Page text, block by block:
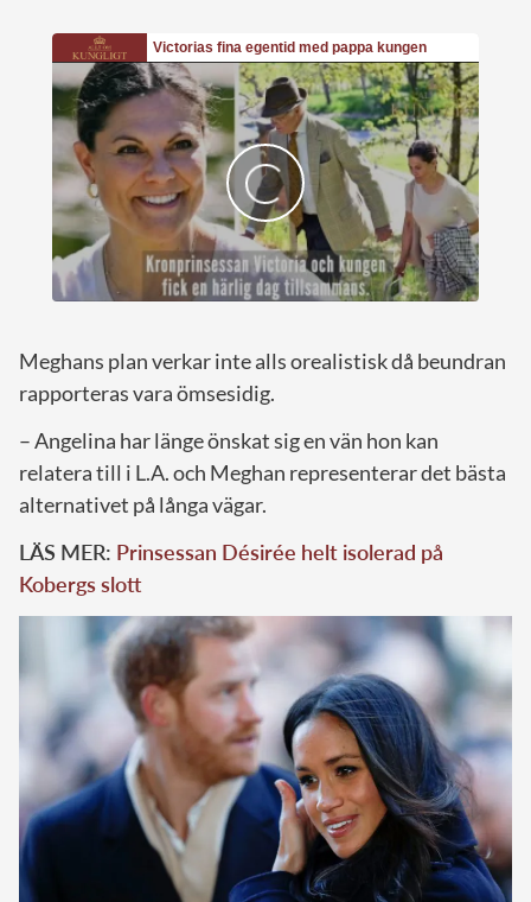
Meghans plan verkar inte alls orealistisk då beundran
rapporteras vara ömsesidig.
– Angelina har länge önskat sig en vän hon kan
relatera till i L.A. och Meghan representerar det bästa
alternativet på långa vägar.
LÄS MER: Prinsessan Désirée helt isolerad på
Kobergs slott